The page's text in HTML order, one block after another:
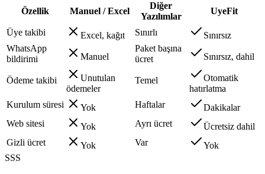
Özellik Manuel / Excel
Diğer
Yazılımlar
UyeFit
Üye takibi Excel, kağıt Sınırlı
Sınırsız
WhatsApp
bildirimi
Manuel
Paket başına
ücret
Sınırsız, dahil
Ödeme takibi
Unutulan
ödemeler
Temel
Otomatik
hatırlatma
Kurulum süresi
Yok Haftalar
Dakikalar
Web sitesi
Yok Ayrı ücret
Ücretsiz dahil
Gizli ücret
Yok Var
Yok
SSS